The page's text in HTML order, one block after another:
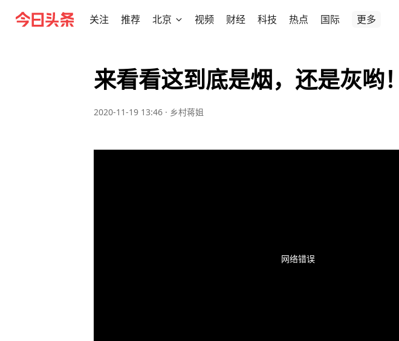
关注 推荐 北京 视频 财经 科技 热点 国际 更多
来看看这到底是烟，还是灰哟！
2020-11-19 13:46 · 乡村蒋姐
网络错误